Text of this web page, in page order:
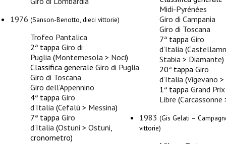
1976 (Sanson-Benotto, dieci vittorie)
Trofeo Pantalica
2ª tappa Giro di
Puglia (Montemesola > Noci)
Classifica generale Giro di Puglia
Giro di Toscana
Giro dell’Appennino
4ª tappa Giro
d’Italia (Cefalù > Messina)
7ª tappa Giro
d’Italia (Ostuni > Ostuni
cronometro)
Midi-Pyrénées
Giro di Campania
Giro di Toscana
7ª tappa Giro
d’Italia (
Stabia > Diamante)
20ª tappa Giro
d’Italia (Vigevano >
1ª tappa Grand
Libre (Carcassonne
1983 (Gis Gelati –
vittorie)